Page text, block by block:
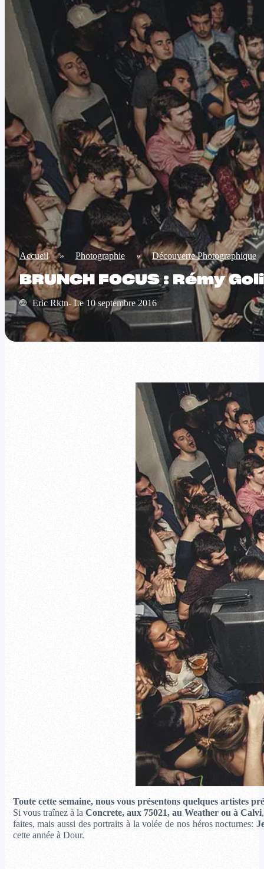
Accueil » Photographie » Découverte Photographique
BRUNCH FOCUS : Rémy
Eric Rktn- Le 10 septembre 2016
Toute cette semaine, nous vous présentons quelques artistes
Si vous traînez à la Concrete, aux 75021, au Weather ou à Calvi
faites, mais aussi des portraits à la volée de nos héros nocturnes:
cette année à Dour.